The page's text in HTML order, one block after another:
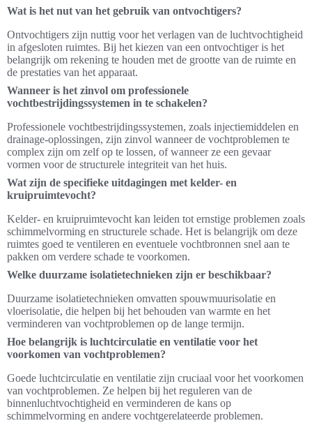
Wat is het nut van het gebruik van ontvochtigers?
Ontvochtigers zijn nuttig voor het verlagen van de luchtvochtigheid
in afgesloten ruimtes. Bij het kiezen van een ontvochtiger is het
belangrijk om rekening te houden met de grootte van de ruimte en
de prestaties van het apparaat.
Wanneer is het zinvol om professionele
vochtbestrijdingssystemen in te schakelen?
Professionele vochtbestrijdingssystemen, zoals injectiemiddelen en
drainage-oplossingen, zijn zinvol wanneer de vochtproblemen te
complex zijn om zelf op te lossen, of wanneer ze een gevaar
vormen voor de structurele integriteit van het huis.
Wat zijn de specifieke uitdagingen met kelder- en
kruipruimtevocht?
Kelder- en kruipruimtevocht kan leiden tot ernstige problemen zoals
schimmelvorming en structurele schade. Het is belangrijk om deze
ruimtes goed te ventileren en eventuele vochtbronnen snel aan te
pakken om verdere schade te voorkomen.
Welke duurzame isolatietechnieken zijn er beschikbaar?
Duurzame isolatietechnieken omvatten spouwmuurisolatie en
vloerisolatie, die helpen bij het behouden van warmte en het
verminderen van vochtproblemen op de lange termijn.
Hoe belangrijk is luchtcirculatie en ventilatie voor het
voorkomen van vochtproblemen?
Goede luchtcirculatie en ventilatie zijn cruciaal voor het voorkomen
van vochtproblemen. Ze helpen bij het reguleren van de
binnenluchtvochtigheid en verminderen de kans op
schimmelvorming en andere vochtgerelateerde problemen.